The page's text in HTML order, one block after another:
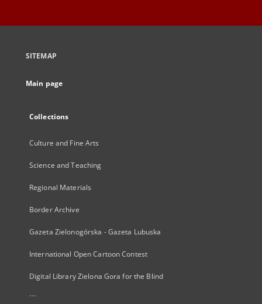
SITEMAP
Main page
Collections
Culture and Fine Arts
Science and Teaching
Regional Materials
Border Archive
Gazeta Zielonogórska - Gazeta Lubuska
International Open Cartoon Contest
Digital Library Zielona Gora for the Blind
...